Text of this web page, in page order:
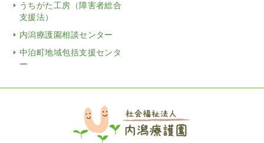
うちがた工房（障害者総合
支援法）
内潟療護園相談センター
中泊町地域包括支援センタ
ー